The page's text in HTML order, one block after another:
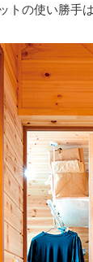
の使い勝手は